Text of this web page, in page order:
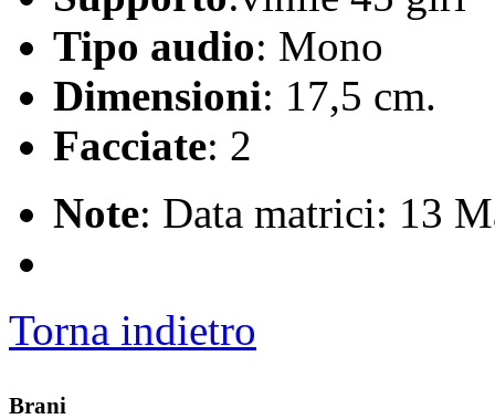
Tipo audio: Mono
Dimensioni: 17,5 cm.
Facciate: 2
Note: Data matrici: 13
Torna indietro
Brani